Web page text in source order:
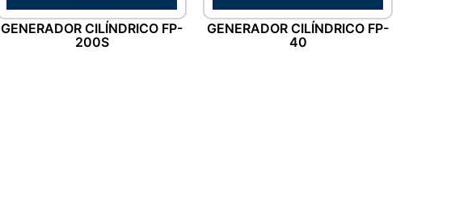
GENERADOR CILÍNDRICO FP-
200S
GENERADOR CILÍNDRICO FP-
40